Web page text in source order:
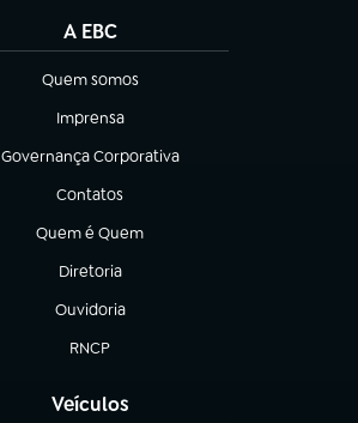
A EBC
Quem somos
(abre em nova aba)
Imprensa
(abre em nova aba)
Governança Corporativa
(abre em nova aba)
Contatos
(abre em nova aba)
Quem é Quem
(abre em nova aba)
Diretoria
(abre em nova aba)
Ouvidoria
(abre em nova aba)
RNCP
(abre em nova aba)
Veículos